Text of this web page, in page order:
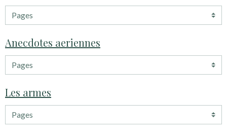
Anecdotes aeriennes
Les armes